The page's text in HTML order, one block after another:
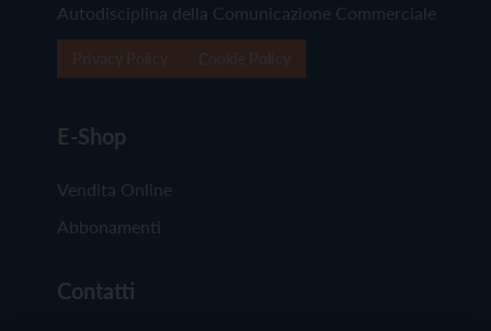
Autodisciplina della Comunicazione Commerciale
E-Shop
Vendita Online
Abbonamenti
Contatti